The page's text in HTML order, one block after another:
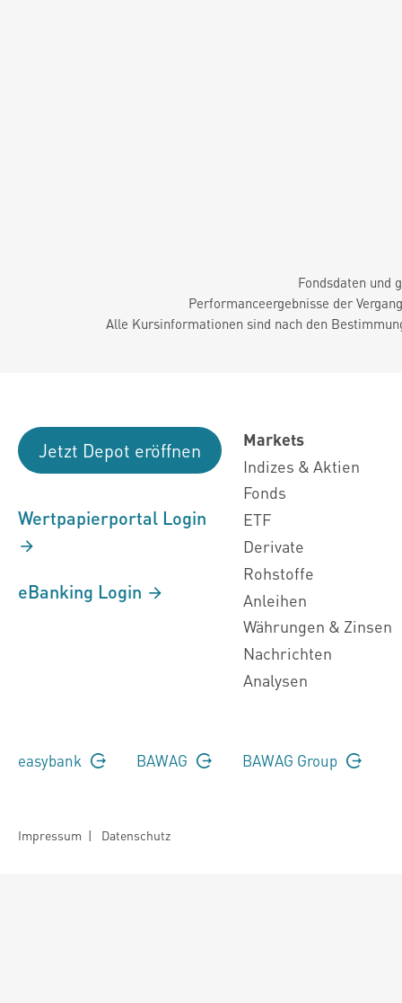
Fondsdaten und
Performanceergebnisse der
Alle Kursinformationen sind nach den
Jetzt Depot eröffnen
Wertpapierportal Login
eBanking Login
Markets
Indizes & Aktien
Fonds
ETF
Derivate
Rohstoffe
Anleihen
Währungen & Zinsen
Nachrichten
Analysen
easybank BAWAG BAWAG Group
Impressum | Datenschutz